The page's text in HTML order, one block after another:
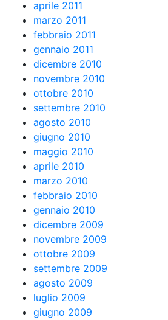
aprile 2011
marzo 2011
febbraio 2011
gennaio 2011
dicembre 2010
novembre 2010
ottobre 2010
settembre 2010
agosto 2010
giugno 2010
maggio 2010
aprile 2010
marzo 2010
febbraio 2010
gennaio 2010
dicembre 2009
novembre 2009
ottobre 2009
settembre 2009
agosto 2009
luglio 2009
giugno 2009